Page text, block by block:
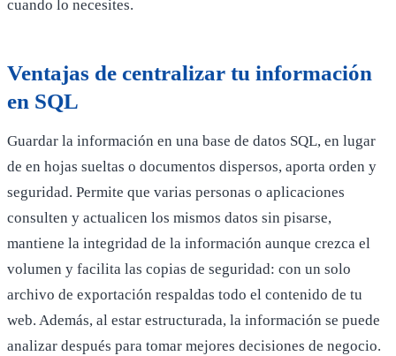
cuando lo necesites.
Ventajas de centralizar tu información
en SQL
Guardar la información en una base de datos SQL, en lugar
de en hojas sueltas o documentos dispersos, aporta orden y
seguridad. Permite que varias personas o aplicaciones
consulten y actualicen los mismos datos sin pisarse,
mantiene la integridad de la información aunque crezca el
volumen y facilita las copias de seguridad: con un solo
archivo de exportación respaldas todo el contenido de tu
web. Además, al estar estructurada, la información se puede
analizar después para tomar mejores decisiones de negocio.